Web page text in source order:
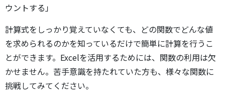
ウントする」
計算式をしっかり覚えていなくても、どの関数でどんな値
を求められるのかを知っているだけで簡単に計算を行うこ
とができます。Excelを活用するためには、関数の利用は欠
かせません。苦手意識を持たれていた方も、様々な関数に
挑戦してみてください。